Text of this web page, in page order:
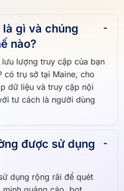
gì và chúng
nào?
lượng truy cập của bạn
trụ sở tại Maine, cho
dữ liệu và truy cập nội
tư cách là người dùng
được sử dụng
dụng rộng rãi để quét
minh quảng cáo, bot